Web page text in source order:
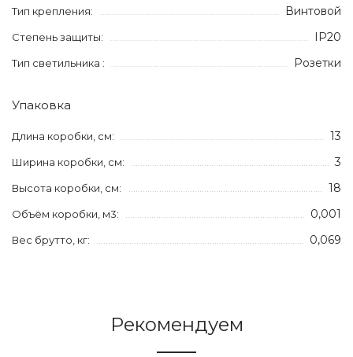
Тип крепления: Винтовой
Степень защиты: IP20
Тип светильника : Розетки
Упаковка
Длина коробки, см: 13
Ширина коробки, см: 3
Высота коробки, см: 18
Объём коробки, м3: 0,001
Вес брутто, кг: 0,069
Рекомендуем